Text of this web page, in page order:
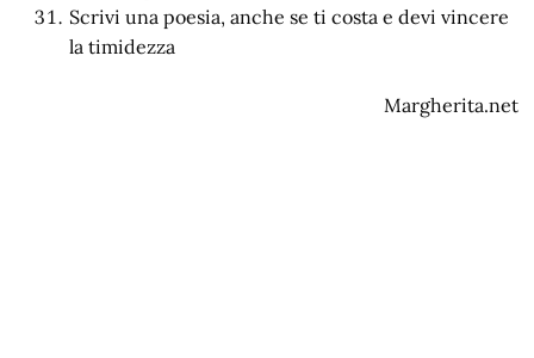
Scrivi una poesia, anche se ti costa e devi vincere
la timidezza
Margherita.net